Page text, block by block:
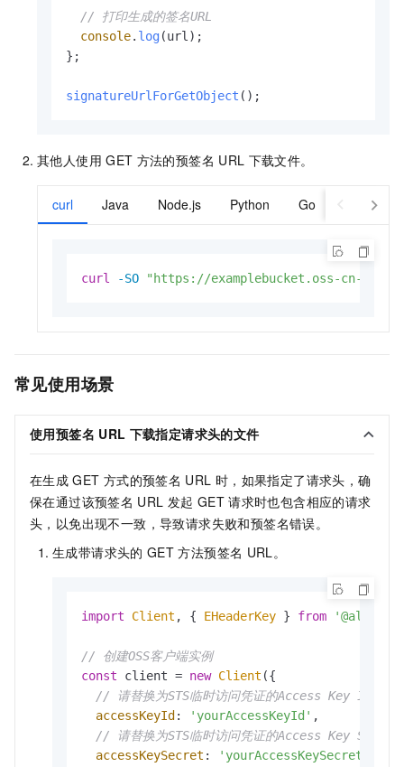
// 打印生成的签名URL
console. log(url);
};
signatureUrlForGetObject
其他人使用 GET 方法的预签名 URL 下载文件。
curl Java Node.js Python Go JavaScript
curl -SO "https://examplebucket.oss-cn-
常见使用场景
使用预签名 URL 下载指定请求头的文件
在生成 GET 方式的预签名 URL 时，如果指定了请求头，确
保在通过该预签名 URL 发起 GET 请求时也包含相应的请求
头，以免出现不一致，导致请求失败和预签名错误。
生成带请求头的 GET 方法预签名 URL。
import Client , { EHeaderKey } from '@aliyun/
// 创建OSS客户端实例
const client = new Client ({
// 请替换为STS临时访问凭证的Access Key ID
accessKeyId : 'yourAccessKeyId' ,
// 请替换为STS临时访问凭证的Access Key Secret
accessKeySecret : 'yourAccessKeySecret'